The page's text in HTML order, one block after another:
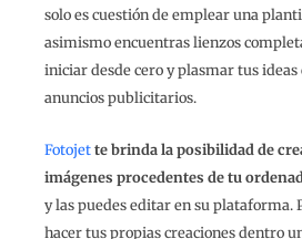
solo es cuestión de emplear una
asimismo encuentras lienzos
iniciar desde cero y plasmar tus ideas
anuncios publicitarios.
Fotojette brinda la posibilidad de
imágenes procedentes de tu
y las puedes editar en su plataforma.
hacer tus propias creaciones dentro